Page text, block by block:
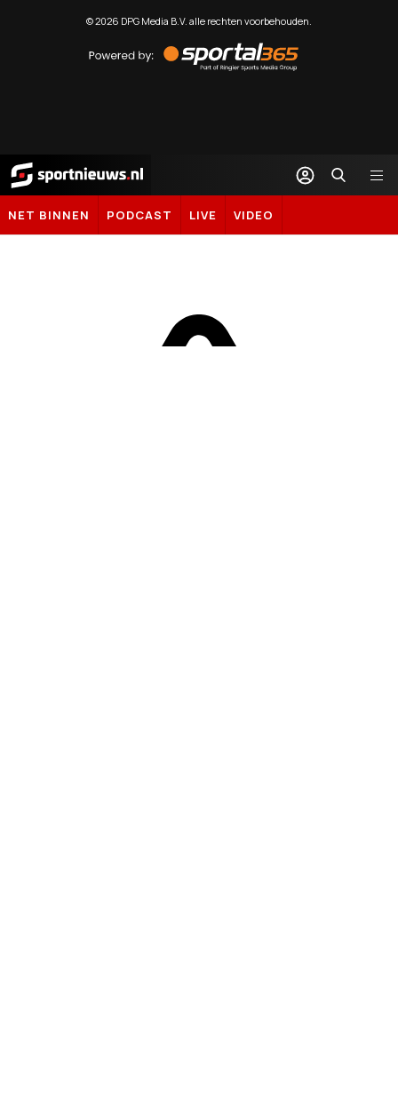
©2026 DPG Media B.V. alle rechten voorbehouden.
by
Sportal365
Sportnieuws.nl
NET BINNEN PODCAST LIVE VIDEO